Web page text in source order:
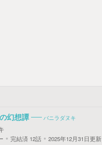
幻想譚 バニラダヌキ
完結済 12話 2025年12月31日更新